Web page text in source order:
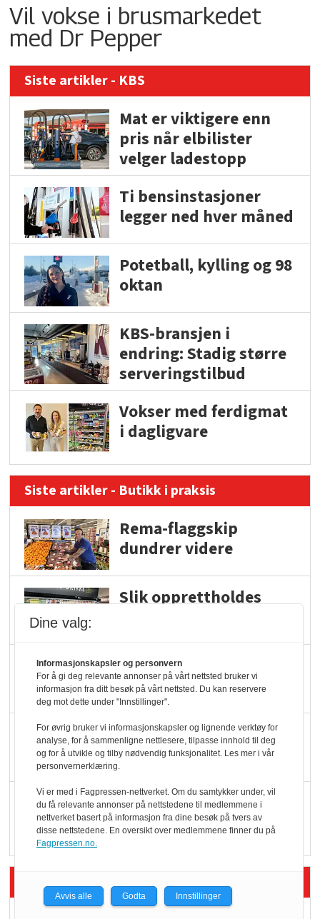
Vil vokse i brusmarkedet
med Dr Pepper
Siste artikler - KBS
Mat er viktigere enn
pris når elbilister
velger ladestopp
Ti bensinstasjoner
legger ned hver måned
Potetball, kylling og 98
oktan
KBS-bransjen i
endring: Stadig større
serveringstilbud
Vokser med ferdigmat
i dagligvare
Siste artikler - Butikk i praksis
Rema-flaggskip
dundrer videre
Slik opprettholdes
Færre varer, men fulle
hyller
KI lager mat i butikken
Q passerte 1 milliard i
Rema i 2025
Siste artikler - Økologisk
Dine valg:
Informasjonskapsler og personvern
For å gi deg relevante annonser på vårt nettsted bruker vi
informasjon fra ditt besøk på vårt nettsted. Du kan reservere
deg mot dette under "Innstillinger".
For øvrig bruker vi informasjonskapsler og lignende verktøy for
analyse, for å sammenligne nettlesere, tilpasse innhold til deg
og for å utvikle og tilby nødvendig funksjonalitet. Les mer i vår
personvernerklæring.
Vi er med i Fagpressen-nettverket. Om du samtykker under, vil
du få relevante annonser på nettstedene til medlemmene i
nettverket basert på informasjon fra dine besøk på tvers av
disse nettstedene. En oversikt over medlemmene finner du på
Fagpressen.no.
Avvis alle Godta Innstillinger